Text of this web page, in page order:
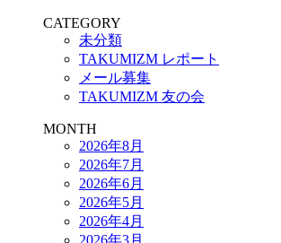
CATEGORY
未分類
TAKUMIZM レポート
メール募集
TAKUMIZM 友の会
MONTH
2026年8月
2026年7月
2026年6月
2026年5月
2026年4月